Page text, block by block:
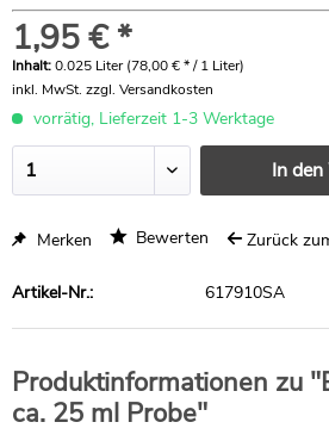
1,95 € *
Inhalt:0.025 Liter (78,00 € * / 1 Liter)
inkl. MwSt. zzgl. Versandkosten
vorrätig, Lieferzeit 1-3 Werktage
In den
Merken Bewerten Zurück
Artikel-Nr.: 617910SA
Produktinformationen zu
ca. 25 ml Probe"